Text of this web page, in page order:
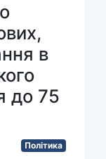
в
до 75
Політика